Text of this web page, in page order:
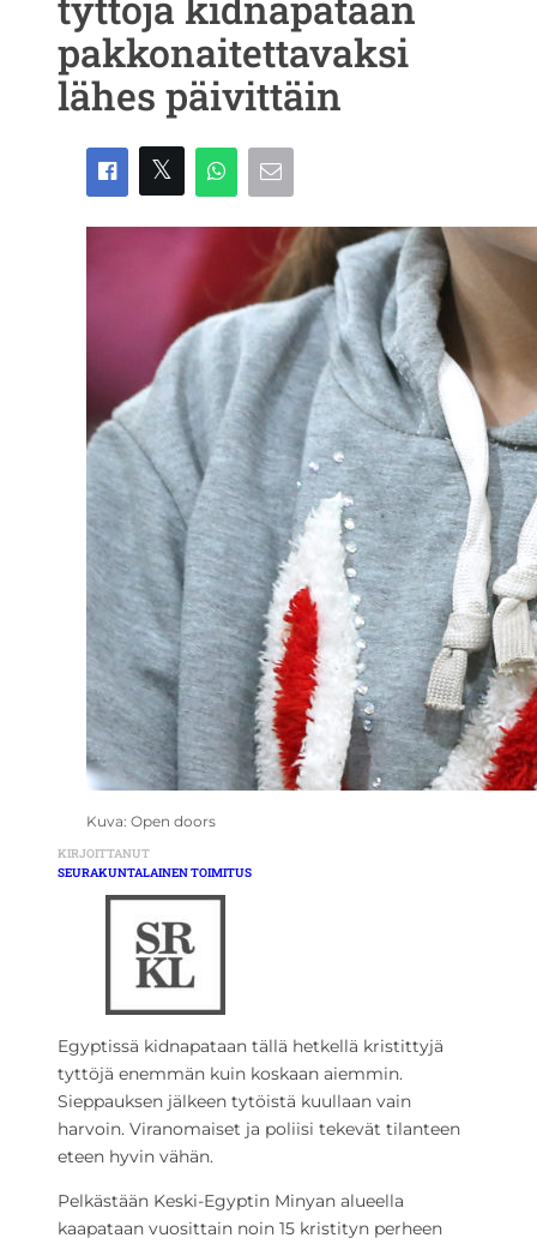
pakkonaitettavaksi
lähes päivittäin
Kuva: Open doors
KIRJOITTANUT
SEURAKUNTALAINEN TOIMITUS
Egyptissä kidnapataan tällä hetkellä kristittyjä
tyttöjä enemmän kuin koskaan aiemmin.
Sieppauksen jälkeen tytöistä kuullaan vain
harvoin. Viranomaiset ja poliisi tekevät tilanteen
eteen hyvin vähän.
Pelkästään Keski-Egyptin Minyan alueella
kaapataan vuosittain noin 15 kristityn perheen